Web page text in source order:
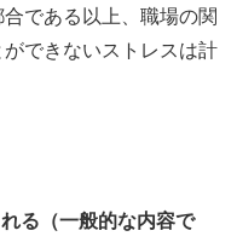
である以上、職場の関
できないストレスは計
る（一般的な内容で